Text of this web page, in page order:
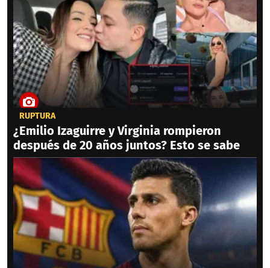
RUPTURA
¿Emilio Izaguirre y Virginia rompieron
después de 20 años juntos? Esto se sabe